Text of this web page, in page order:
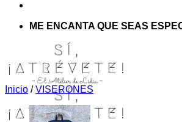
ME ENCANTA QUE SEAS
Inicio / VISERONES